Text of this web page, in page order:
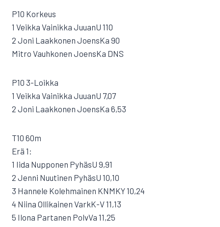
P10 Korkeus
1 Veikka Vainikka JuuanU 110
2 Joni Laakkonen JoensKa 90
Mitro Vauhkonen JoensKa DNS
P10 3-Loikka
1 Veikka Vainikka JuuanU 7,07
2 Joni Laakkonen JoensKa 6,53
T10 60m
Erä 1:
1 Iida Nupponen PyhäsU 9,91
2 Jenni Nuutinen PyhäsU 10,10
3 Hannele Kolehmainen KNMKY 10,24
4 Niina Ollikainen VarkK-V 11,13
5 Ilona Partanen PolvVa 11,25